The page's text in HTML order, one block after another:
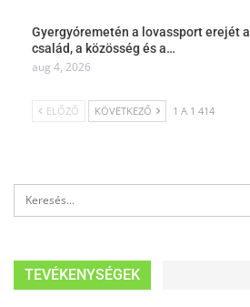
Gyergyóremetén a lovassport erejét a
család, a közösség és a…
aug 4, 2026
ELŐZŐ KÖVETKEZŐ 1 A 1 414
TEVÉKENYSÉGEK